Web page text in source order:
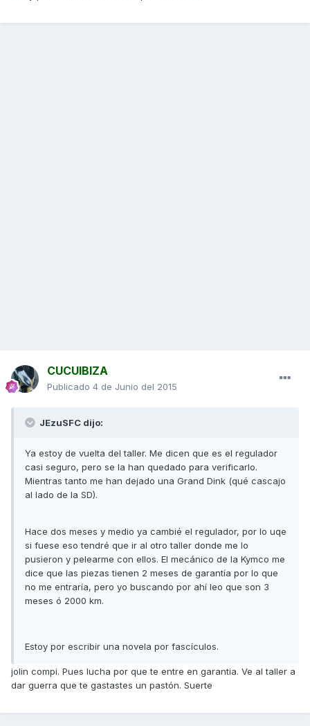
CUCUIBIZA
Publicado 4 de Junio del 2015
JEzuSFC dijo:
Ya estoy de vuelta del taller. Me dicen que es el regulador
casi seguro, pero se la han quedado para verificarlo.
Mientras tanto me han dejado una Grand Dink (qué cascajo
al lado de la SD).
Hace dos meses y medio ya cambié el regulador, por lo uqe
si fuese eso tendré que ir al otro taller donde me lo
pusieron y pelearme con ellos. El mecánico de la Kymco me
dice que las piezas tienen 2 meses de garantía por lo que
no me entraría, pero yo buscando por ahí leo que son 3
meses ó 2000 km.
Estoy por escribir una novela por fascículos.
jolin compi. Pues lucha por que te entre en garantia. Ve al taller a
dar guerra que te gastastes un pastón. Suerte